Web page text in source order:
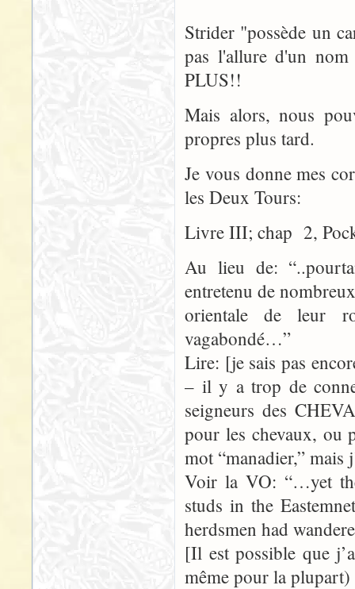
Strider "possède un
pas l'allure d'un
PLUS!!
Mais alors, nous
propres plus tard.
Je vous donne mes
les Deux Tours:
Livre III; chap 2,
Au lieu de:
entretenu de
orientale de leur
vagabondé…”
Lire: [je sais pas
– il y a trop de
seigneurs des
pour les chevaux, ou
mot “manadier,” mais
Voir la VO: “…yet
studs in the
herdsmen had
[Il est possible que
même pour la